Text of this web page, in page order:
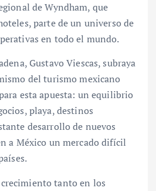
de Wyndham, que
parte de un universo de
en todo el mundo.
Gustavo Viescas, subraya
del turismo mexicano
esta apuesta: un equilibrio
playa, destinos
desarrollo de nuevos
a México un mercado difícil
tanto en los